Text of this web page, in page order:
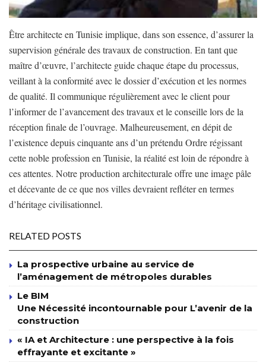
Être architecte en Tunisie implique, dans son essence, d’assurer la
supervision générale des travaux de construction. En tant que
maître d’œuvre, l’architecte guide chaque étape du processus,
veillant à la conformité avec le dossier d’exécution et les normes
de qualité. Il communique régulièrement avec le client pour
l’informer de l’avancement des travaux et le conseille lors de la
réception finale de l’ouvrage. Malheureusement, en dépit de
l’existence depuis cinquante ans d’un prétendu Ordre régissant
cette noble profession en Tunisie, la réalité est loin de répondre à
ces attentes. Notre production architecturale offre une image pâle
et décevante de ce que nos villes devraient refléter en termes
d’héritage civilisationnel.
RELATED POSTS
La prospective urbaine au service de
l’aménagement de métropoles durables
Le BIM
Une Nécessité incontournable pour L’avenir de la
construction
« IA et Architecture : une perspective à la fois
effrayante et excitante »